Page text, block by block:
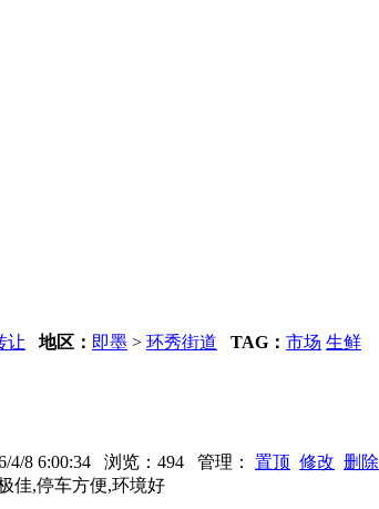
让 地区： 即墨 > 环秀街道 TAG： 市场 生鲜
4/8 6:00:34 浏览：494 管理： 置顶 修改 删除
佳,停车方便,环境好